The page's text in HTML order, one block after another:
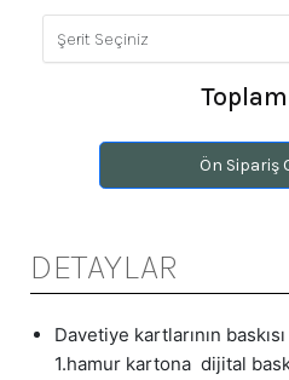
Ön Sipariş
DETAYLAR
Davetiye kartlarının
1.hamur kartona dijital